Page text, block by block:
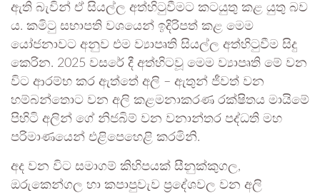
ඇති බැවින් ඒ සියල්ල අත්හිටුවීමට කටයුතු කළ යුතු බව
ය. කමිටු සභාපති වශයෙන් ඉදිරිපත් කළ මෙම
යෝජනාවට අනුව එම ව්‍යාපෘති සියල්ල අත්හිටුවීම සිදු
කෙරින. 2025 වසරේ දී අත්හිටවූ මෙම ව්‍යාපෘති මේ වන
විට ආරම්භ කර ඇත්තේ අලි – ඇතුන් ජීවත් වන
හම්බන්තොට වන අලි කළමනාකරණ රක්ෂිතය මායිමේ
පිහිටි අලින් ගේ නිජබිම් වන වනාන්තර පද්ධති මහ
පරිමාණයෙන් එළිපෙහෙළි කරමිනි.
අද වන විට සමාගම් කිහිපයක් සීනුක්කුගල,
ඔරුකෙන්ගල හා කපාපුවැව ප්‍රදේශවල වන අලි